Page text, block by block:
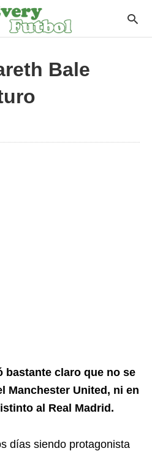
Bale
bastante claro que no se
Manchester United, ni en
al Real Madrid.
días siendo protagonista